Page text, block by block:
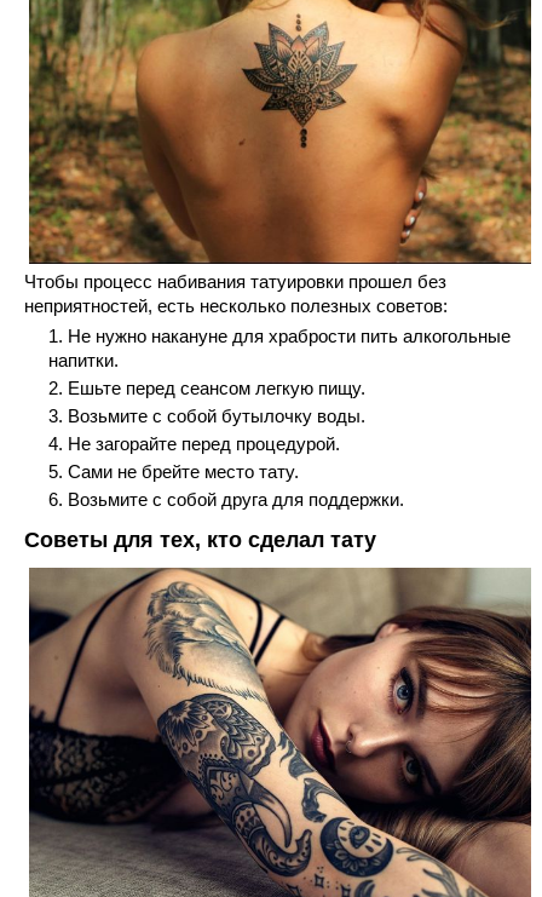
Чтобы процесс набивания татуировки прошел без
неприятностей, есть несколько полезных советов:
Не нужно накануне для храбрости пить алкогольные
напитки.
Ешьте перед сеансом легкую пищу.
Возьмите с собой бутылочку воды.
Не загорайте перед процедурой.
Сами не брейте место тату.
Возьмите с собой друга для поддержки.
Советы для тех, кто сделал тату